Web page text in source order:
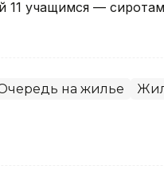
11 учащимся —
на жилье